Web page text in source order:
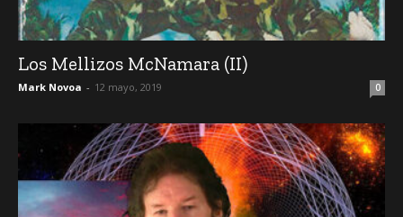
Los Mellizos McNamara (II)
Mark Novoa - 12 mayo, 2019 0